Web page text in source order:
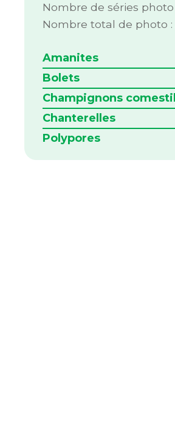
Nombre de séries photo
Nombre total de photo :
Amanites
Bolets
Champignons
Chanterelles
Polypores